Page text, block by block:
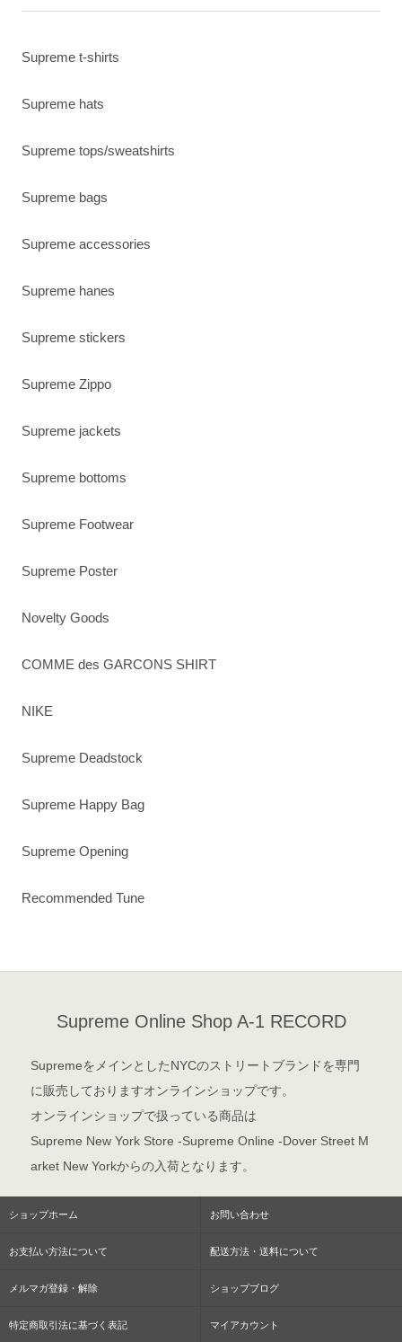
Supreme t-shirts
Supreme hats
Supreme tops/sweatshirts
Supreme bags
Supreme accessories
Supreme hanes
Supreme stickers
Supreme Zippo
Supreme jackets
Supreme bottoms
Supreme Footwear
Supreme Poster
Novelty Goods
COMME des GARCONS SHIRT
NIKE
Supreme Deadstock
Supreme Happy Bag
Supreme Opening
Recommended Tune
Supreme Online Shop A-1 RECORD
SupremeをメインとしたNYCのストリートブランドを専門
に販売しておりますオンラインショップです。
オンラインショップで扱っている商品は
Supreme New York Store -Supreme Online -Dover Street M
arket New Yorkからの入荷となります。
ショップホーム お問い合わせ
お支払い方法について 配送方法・送料について
メルマガ登録・解除 ショップブログ
特定商取引法に基づく表記 マイアカウント